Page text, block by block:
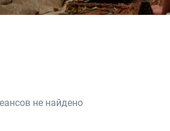
не найдено